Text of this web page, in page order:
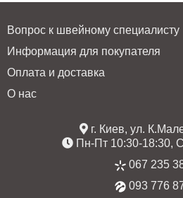
Вопрос к швейному специалисту
Информация для покупателя
Оплата и доставка
О нас
г. Киев, ул.
Пн-Пт 10:30-18:30,
067 235
093 776